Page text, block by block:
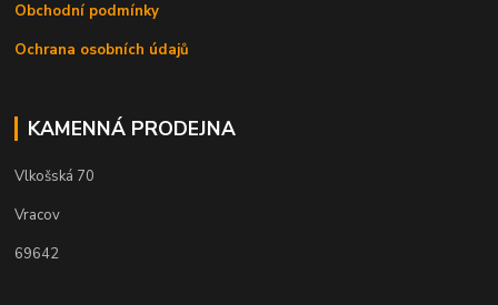
Obchodní podmínky
Ochrana osobních údajů
KAMENNÁ PRODEJNA
Vlkošská 70
Vracov
69642